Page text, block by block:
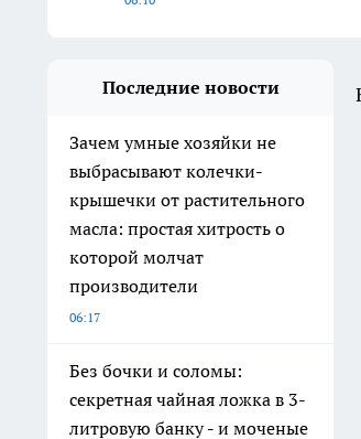
Последние новости
Зачем умные хозяйки не
выбрасывают колечки-
крышечки от растительного
масла: простая хитрость о
которой молчат
производители
06:17
Без бочки и соломы:
секретная чайная ложка в 3-
литровую банку - и моченые